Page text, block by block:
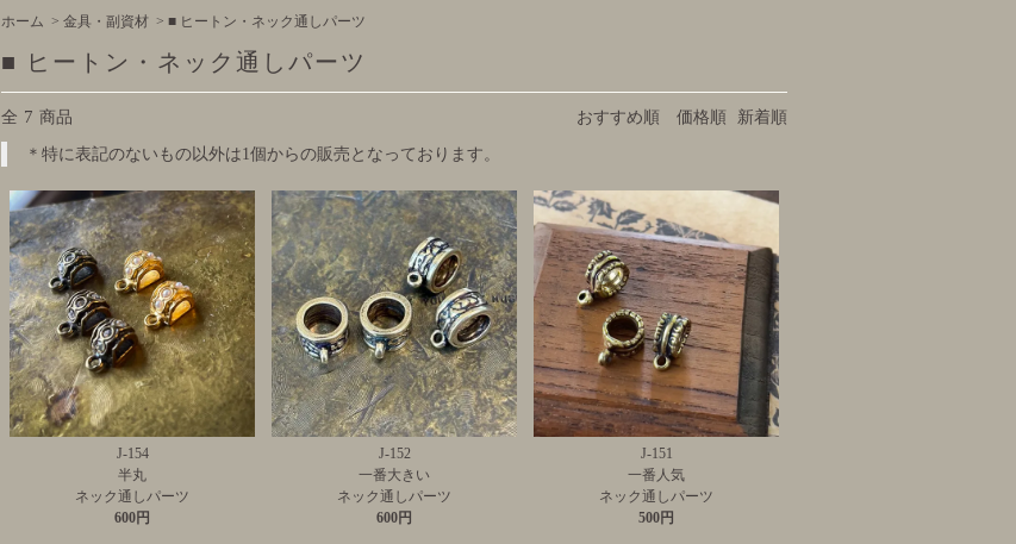
ホーム > 金具・副資材 > ■ ヒートン・ネック通しパーツ
■ ヒートン・ネック通しパーツ
全 7 商品 おすすめ順 価格順 新着順
＊特に表記のないもの以外は1個からの販売となっております。
J-154
半丸
ネック通しパーツ
600円
J-152
一番大きい
ネック通しパーツ
600円
J-151
一番人気
ネック通しパーツ
500円